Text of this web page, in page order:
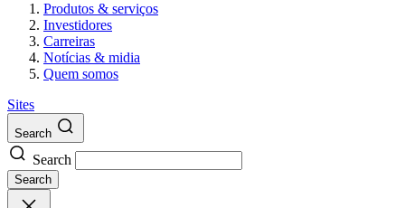
Produtos & serviços
Investidores
Carreiras
Notícias & midia
Quem somos
Sites
Search
Search
Search